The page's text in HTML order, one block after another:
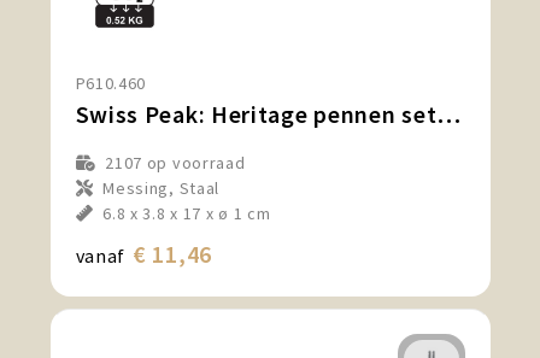
Snoepgoed en Koek
Sport, Spel en Speelgoed
Technologie
Tassen
Textiel, Kleding en Caps
P610.460
Swiss Peak: Heritage pennen set, zwart
2107 op voorraad
Messing, Staal
6.8 x 3.8 x 17 x ø 1 cm
vanaf € 11,46